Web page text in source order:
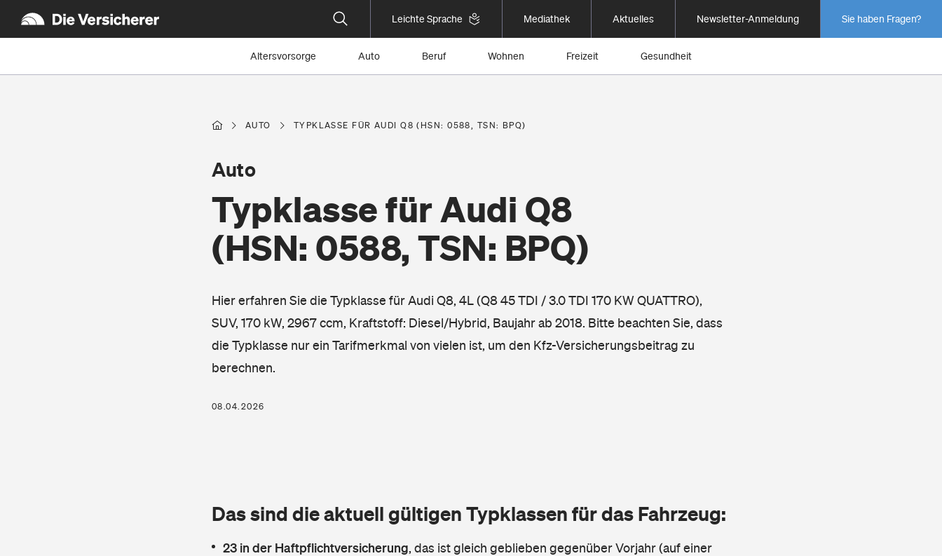
Leichte Sprache Mediathek Aktuelles Newsletter-Anmeldung Sie haben Fragen?
Altersvorsorge Auto Beruf Wohnen Freizeit Gesundheit
AUTO TYPKLASSE FÜR AUDI Q8 (HSN: 0588, TSN: BPQ)
Typklasse für Audi Q8
(HSN: 0588, TSN: BPQ)
Auto
Hier erfahren Sie die Typklasse für Audi Q8, 4L (Q8 45 TDI / 3.0 TDI 170 KW QUATTRO),
SUV, 170 kW, 2967 ccm, Kraftstoff: Diesel/Hybrid, Baujahr ab 2018. Bitte beachten Sie, dass
die Typklasse nur ein Tarifmerkmal von vielen ist, um den Kfz-Versicherungsbeitrag zu
berechnen.
08.04.2026
Das sind die aktuell gültigen Typklassen für das Fahrzeug:
23 in der Haftpflichtversicherung, das ist gleich geblieben gegenüber Vorjahr (auf einer